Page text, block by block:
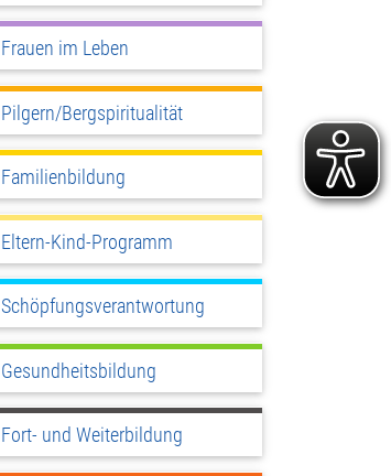
Frauen im Leben
Pilgern/Bergspiritualität
Familienbildung
Eltern-Kind-Programm
Schöpfungsverantwortung
Gesundheitsbildung
Fort- und Weiterbildung